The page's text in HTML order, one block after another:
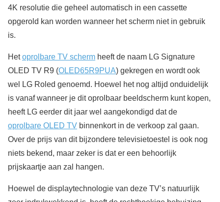
4K resolutie die geheel automatisch in een cassette
opgerold kan worden wanneer het scherm niet in gebruik
is.
Hetoprolbare TV scherm heeft de naam LG Signature
OLED TV R9 (OLED65R9PUA) gekregen en wordt ook
wel LG Roled genoemd. Hoewel het nog altijd onduidelijk
is vanaf wanneer je dit oprolbaar beeldscherm kunt kopen,
heeft LG eerder dit jaar wel aangekondigd dat de
oprolbare OLED TV binnenkort in de verkoop zal gaan.
Over de prijs van dit bijzondere televisietoestel is ook nog
niets bekend, maar zeker is dat er een behoorlijk
prijskaartje aan zal hangen.
Hoewel de displaytechnologie van deze TV’s natuurlijk